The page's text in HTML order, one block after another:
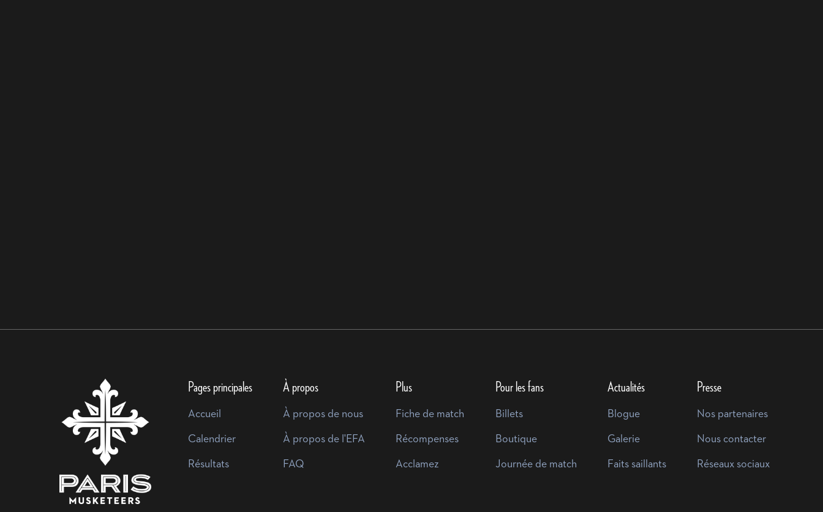
Pages principales
Accueil
Calendrier
Résultats
À propos
À propos de nous
À propos de l'EFA
FAQ
Plus
Fiche de match
Récompenses
Acclamez
Pour les fans
Billets
Boutique
Journée de match
Actualités
Blogue
Galerie
Faits saillants
Presse
Nos partenaires
Nous contacter
Réseaux sociaux